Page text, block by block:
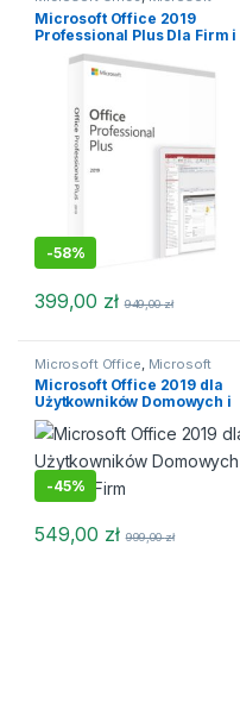
Office 2019
Microsoft Office 2019
Professional Plus Dla Firm i
Domu
-58%
399,00 zł 949,00zł
Microsoft Office Microsoft
Office 2019
Microsoft Office 2019 dla
Użytkowników Domowych i
Małych Firm
-45%
549,00 zł 999,00zł